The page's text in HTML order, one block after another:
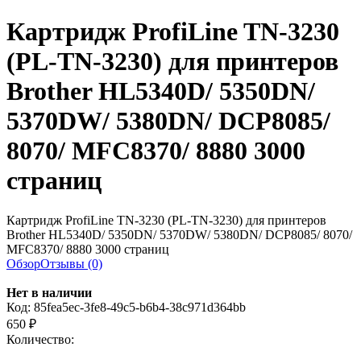
Картридж ProfiLine TN-3230
(PL-TN-3230) для принтеров
Brother HL5340D/ 5350DN/
5370DW/ 5380DN/ DCP8085/
8070/ MFC8370/ 8880 3000
страниц
Картридж ProfiLine TN-3230 (PL-TN-3230) для принтеров
Brother HL5340D/ 5350DN/ 5370DW/ 5380DN/ DCP8085/ 8070/
MFC8370/ 8880 3000 страниц
ОбзорОтзывы (0)
Нет в наличии
Код: 85fea5ec-3fe8-49c5-b6b4-38c971d364bb
650 ₽
Количество: